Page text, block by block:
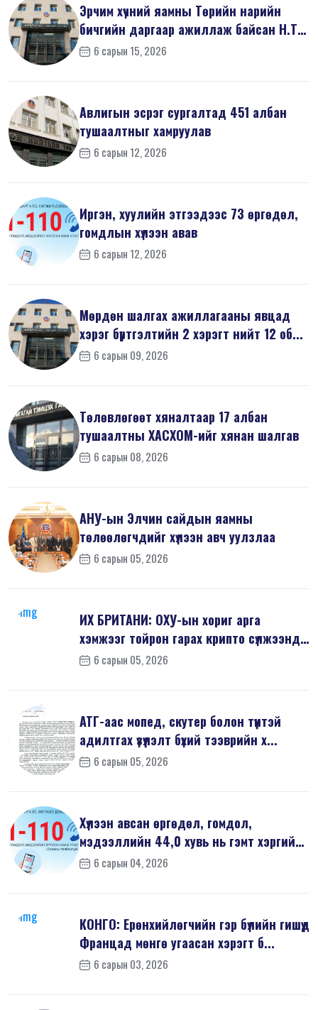
Эрчим хүчний яамны Төрийн нарийн
бичгийн даргаар ажиллаж байсан Н.Т
на...6 сарын 15, 2026
Авлигын эсрэг сургалтад 451 албан
тушаалтныг хамруулав
6 сарын 12, 2026
Иргэн, хуулийн этгээдээс 73 өргөдөл,
гомдлын хүлээн авав
6 сарын 12, 2026
Мөрдөн шалгах ажиллагааны явцад
хэрэг бүртгэлтийн 2 хэрэгт нийт 12 об...
6 сарын 09, 2026
Төлөвлөгөөт хяналтаар 17 албан
тушаалтны ХАСХОМ-ийг хянан шалгав
6 сарын 08, 2026
АНУ-ын Элчин сайдын яамны
төлөөлөгчдийг хүлээн авч уулзлаа
6 сарын 05, 2026
ИХ БРИТАНИ: ОХУ-ын хориг арга
хэмжээг тойрон гарах крипто сүлжээнд
хор...6 сарын 05, 2026
АТГ-аас мопед, скутер болон түүнтэй
адилтгах үзүүлэлт бүхий тээврийн х...
6 сарын 05, 2026
Хүлээн авсан өргөдөл, гомдол,
мэдээллийн 44,0 хувь нь гэмт хэргийн
шин...
6 сарын 04, 2026
КОНГО: Ерөнхийлөгчийн гэр бүлийн гишүүд
Францад мөнгө угаасан хэрэгт б...
6 сарын 03, 2026